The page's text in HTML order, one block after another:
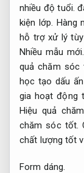
nhiều độ tuổi.
kiện lớp. Hàng
hỗ trợ xử lý
Nhiều mẫu mới.
quả chăm sóc
học tạo dấu
gia hoạt động
Hiệu quả
chăm sóc tốt.
chất lượng tốt
Form dáng.